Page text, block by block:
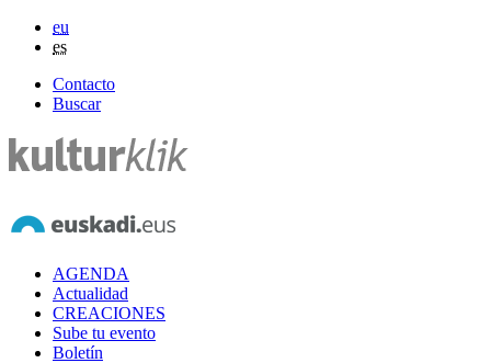
eu
es
Contacto
Buscar
AGENDA
Actualidad
CREACIONES
Sube tu evento
Boletín